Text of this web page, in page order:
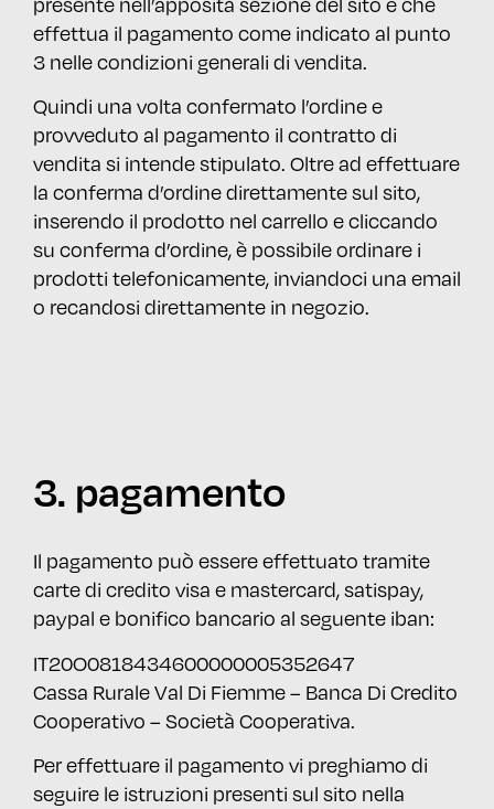
effettua il pagamento come indicato al punto
3 nelle condizioni generali di vendita.
Quindi una volta confermato l’ordine e
provveduto al pagamento il contratto di
vendita si intende stipulato. Oltre ad effettuare
la conferma d’ordine direttamente sul sito,
inserendo il prodotto nel carrello e cliccando
su conferma d’ordine, è possibile ordinare i
prodotti telefonicamente, inviandoci una email
o recandosi direttamente in negozio.
3. pagamento
Il pagamento può essere effettuato tramite
carte di credito visa e mastercard, satispay,
paypal e bonifico bancario al seguente iban:
IT20O0818434600000005352647
Cassa Rurale Val Di Fiemme – Banca Di Credito
Cooperativo – Società Cooperativa.
Per effettuare il pagamento vi preghiamo di
seguire le istruzioni presenti sul sito nella